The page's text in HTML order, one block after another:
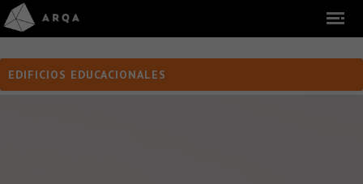
EDIFICIOS EDUCACIONALES